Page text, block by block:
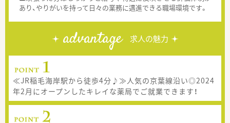
あり、やりがいを持って日々の業務に邁進できる職場環境です。
advantage 求人の魅力
≪JR稲毛海岸駅から徒歩4分♪≫人気の京葉線沿い◎2024
年2月にオープンしたキレイな薬局でご就業できます！